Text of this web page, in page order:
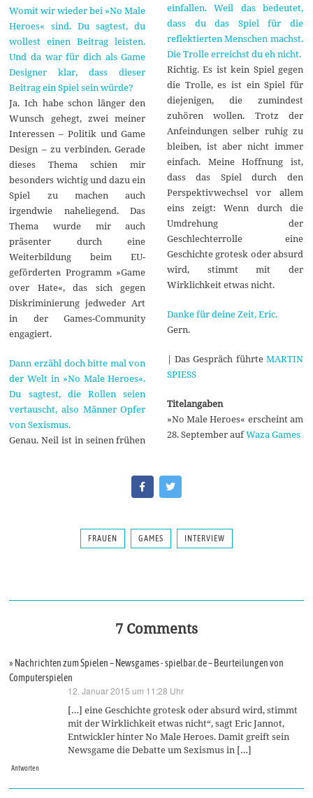
Womit wir wieder bei »No Male
Heroes« sind. Du sagtest, du
wollest einen Beitrag leisten.
Und da war für dich als Game
Designer klar, dass dieser
Beitrag ein Spiel sein würde?
Ja. Ich habe schon länger den
Wunsch gehegt, zwei meiner
Interessen – Politik und Game
Design – zu verbinden. Gerade
dieses Thema schien mir
besonders wichtig und dazu ein
Spiel zu machen auch
irgendwie naheliegend. Das
Thema wurde mir auch
präsenter durch eine
Weiterbildung beim EU-
geförderten Programm »Game
over Hate«, das sich gegen
Diskriminierung jedweder Art
in der Games-Community
engagiert.
Dann erzähl doch bitte mal von
der Welt in »No Male Heroes«.
Du sagtest, die Rollen seien
vertauscht, also Männer Opfer
von Sexismus.
Genau. Neil ist in seinen frühen
einfallen. Weil das bedeutet,
dass du das Spiel für die
reflektierten Menschen machst.
Die Trolle erreichst du eh nicht.
Richtig. Es ist kein Spiel gegen
die Trolle, es ist ein Spiel für
diejenigen, die zumindest
zuhören wollen. Trotz der
Anfeindungen selber ruhig zu
bleiben, ist aber nicht immer
einfach. Meine Hoffnung ist,
dass das Spiel durch den
Perspektivwechsel vor allem
eins zeigt: Wenn durch die
Umdrehung der
Geschlechterrolle eine
Geschichte grotesk oder absurd
wird, stimmt mit der
Wirklichkeit etwas nicht.
Danke für deine Zeit, Eric.
Gern.
| Das Gespräch führte MARTIN
SPIESS
Titelangaben
»No Male Heroes« erscheint am
28. September aufWaza Games
FRAUEN GAMES INTERVIEW
7 Comments
» Nachrichten zum Spielen – Newsgames - spielbar.de – Beurteilungen von
Computerspielen
12. Januar 2015 um 11:28 Uhr
[…] eine Geschichte grotesk oder absurd wird, stimmt
mit der Wirklichkeit etwas nicht“, sagt Eric Jannot,
Entwickler hinter No Male Heroes. Damit greift sein
Newsgame die Debatte um Sexismus in […]
Antworten